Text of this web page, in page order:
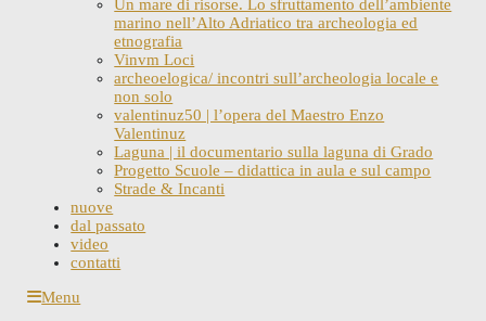
Un mare di risorse. Lo sfruttamento dell’ambiente
marino nell’Alto Adriatico tra archeologia ed
etnografia
Vinvm Loci
archeoelogica/ incontri sull’archeologia locale e
non solo
valentinuz50 | l’opera del Maestro Enzo
Valentinuz
Laguna | il documentario sulla laguna di Grado
Progetto Scuole – didattica in aula e sul campo
Strade & Incanti
nuove
dal passato
video
contatti
SkipMenu